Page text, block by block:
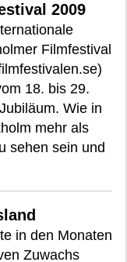
2009
Filmfestival
18. bis 29.
Wie in
mehr als
sehen sein und
in den Monaten
Zuwachs